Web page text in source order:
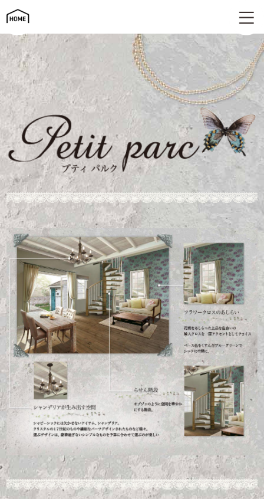
シャビーシックを楽しむ家 | Petit parc（プティパルク）